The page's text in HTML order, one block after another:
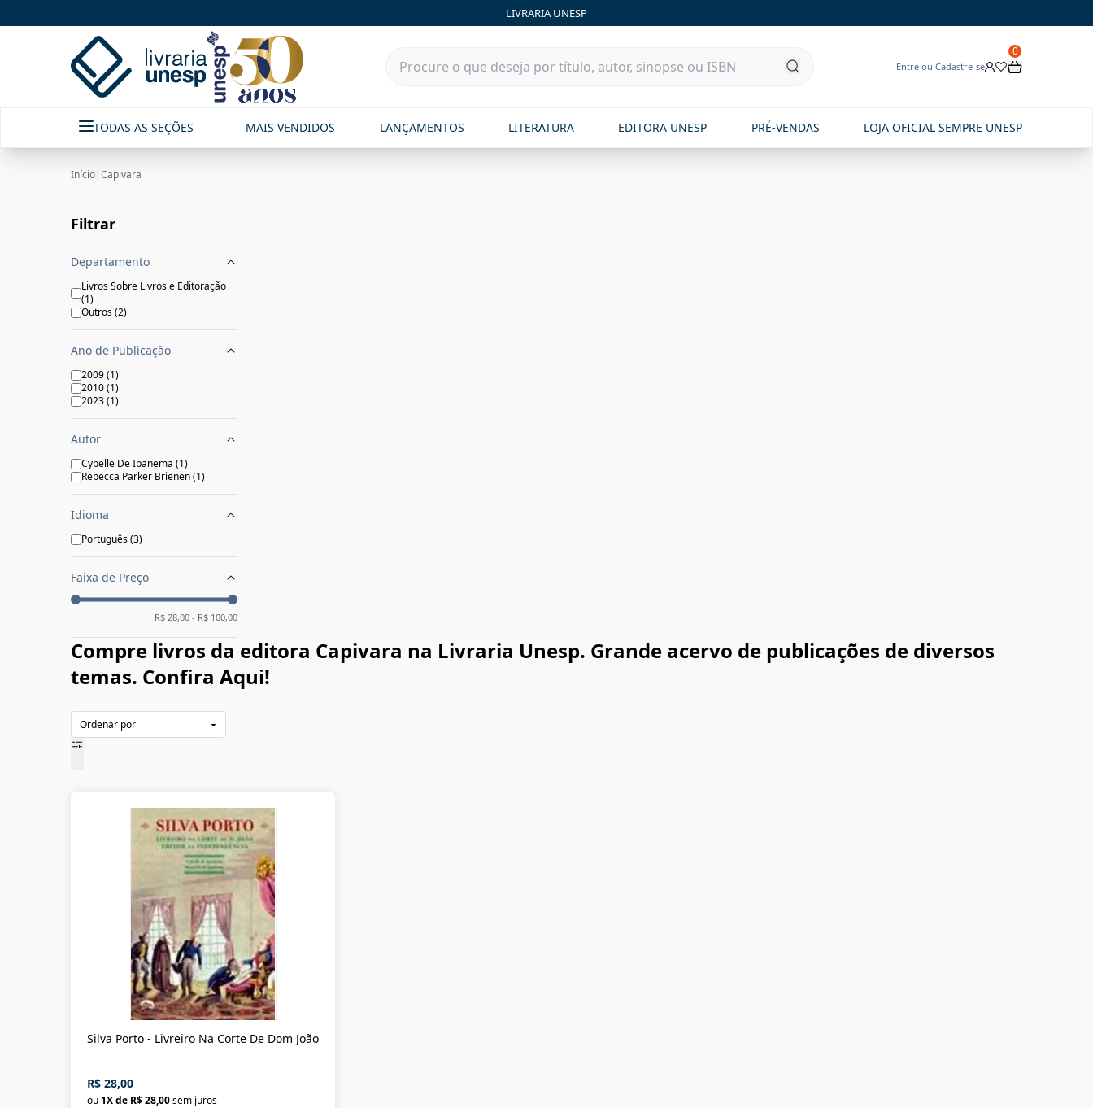
LIVRARIA UNESP
Entre ou Cadastre-se
0
TODAS AS SEÇÕES MAIS VENDIDOS LANÇAMENTOS LITERATURA EDITORA UNESP PRÉ-VENDAS LOJA OFICIAL SEMPRE UNESP
Início|Capivara
Filtrar
Departamento
Livros Sobre Livros e Editoração
(1)
Outros(2)
Ano de Publicação
2009(1)
2010(1)
2023(1)
Autor
Cybelle De Ipanema (1)
Rebecca Parker Brienen(1)
Idioma
Português(3)
Faixa de Preço
R$ 28,00 - R$ 100,00
Compre livros da editora Capivara na Livraria Unesp. Grande acervo de publicações de diversos
temas. Confira Aqui!
Silva Porto - Livreiro Na Corte De Dom João
R$ 28,00
ou1X de R$ 28,00sem juros